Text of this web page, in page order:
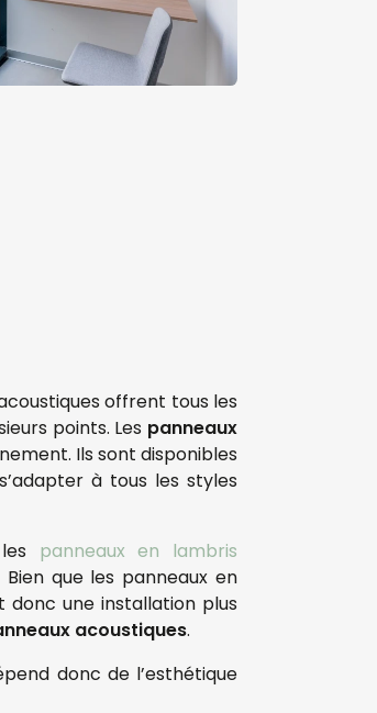
offrent tous les
points. Les panneaux
Ils sont disponibles
à tous les styles
panneaux en lambris
que les panneaux en
donc une installation plus
acoustiques.
donc de l’esthétique